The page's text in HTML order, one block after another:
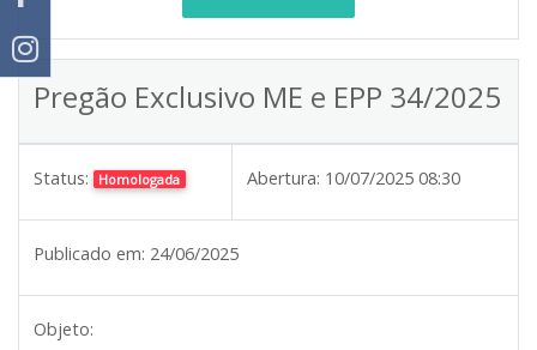
Pregão Exclusivo ME e EPP 34/2025
Status: Homologada Abertura: 10/07/2025 08:30
Publicado em: 24/06/2025
Objeto: